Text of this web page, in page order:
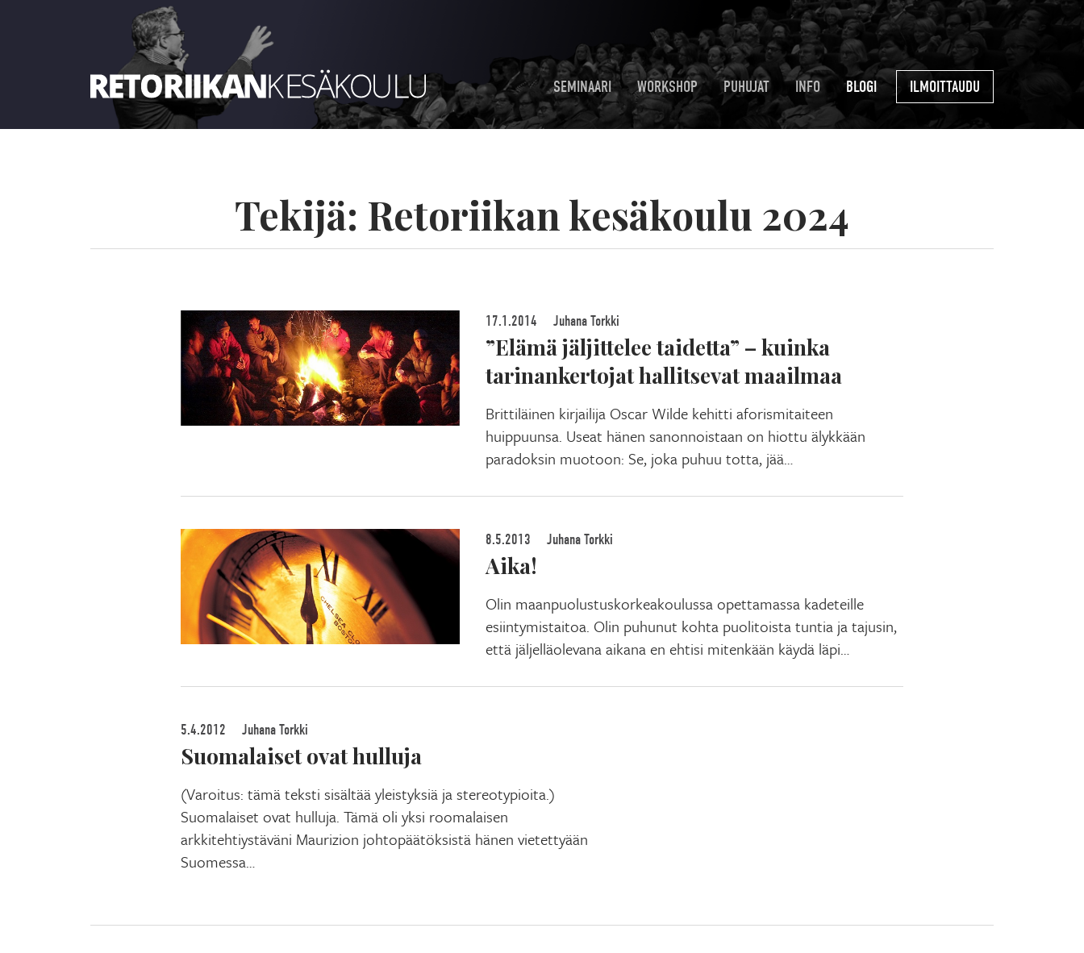
SEMINAARI WORKSHOP PUHUJAT INFO BLOGI ILMOITTAUDU
Tekijä: Retoriikan kesäkoulu 2024
17.1.2014 Juhana Torkki
”Elämä jäljittelee taidetta” – kuinka
tarinankertojat hallitsevat maailmaa
Brittiläinen kirjailija Oscar Wilde kehitti aforismitaiteen
huippuunsa. Useat hänen sanonnoistaan on hiottu älykkään
paradoksin muotoon: Se, joka puhuu totta, jää…
8.5.2013 Juhana Torkki
Aika!
Olin maanpuolustuskorkeakoulussa opettamassa kadeteille
esiintymistaitoa. Olin puhunut kohta puolitoista tuntia ja tajusin,
että jäljelläolevana aikana en ehtisi mitenkään käydä läpi…
5.4.2012 Juhana Torkki
Suomalaiset ovat hulluja
(Varoitus: tämä teksti sisältää yleistyksiä ja stereotypioita.)
Suomalaiset ovat hulluja. Tämä oli yksi roomalaisen
arkkitehtiystäväni Maurizion johtopäätöksistä hänen vietettyään
Suomessa…